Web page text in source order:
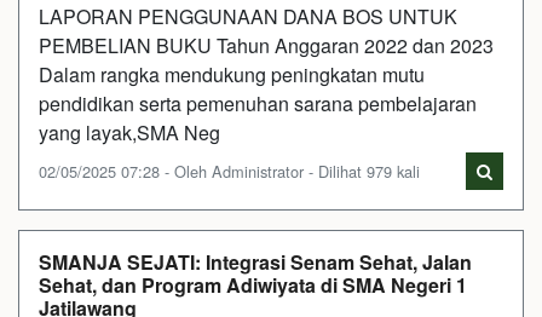
LAPORAN PENGGUNAAN DANA BOS UNTUK
PEMBELIAN BUKU Tahun Anggaran 2022 dan 2023
Dalam rangka mendukung peningkatan mutu
pendidikan serta pemenuhan sarana pembelajaran
yang layak,SMA Neg
02/05/2025 07:28 - Oleh Administrator - Dilihat 979 kali
SMANJA SEJATI: Integrasi Senam Sehat, Jalan
Sehat, dan Program Adiwiyata di SMA Negeri 1
Jatilawang